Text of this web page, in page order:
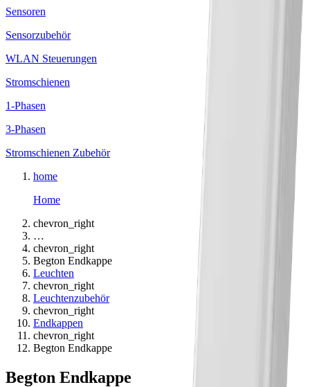
Sensoren
Sensorzubehör
WLAN Steuerungen
Stromschienen
1-Phasen
3-Phasen
Stromschienen Zubehör
home
Home
chevron_right
…
chevron_right
Begton Endkappe
Leuchten
chevron_right
Leuchtenzubehör
chevron_right
Endkappen
chevron_right
Begton Endkappe
Begton Endkappe